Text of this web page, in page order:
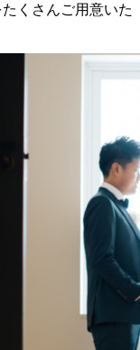
くさんご用意いた